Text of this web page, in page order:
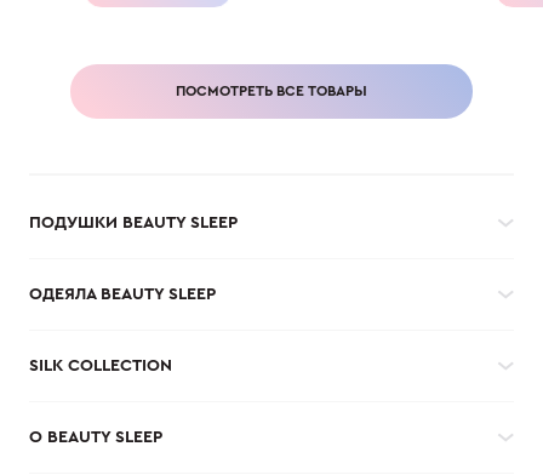
ПОСМОТРЕТЬ ВСЕ ТОВАРЫ
ПОДУШКИ BEAUTY SLEEP
ОДЕЯЛА BEAUTY SLEEP
SILK COLLECTION
О BEAUTY SLEEP